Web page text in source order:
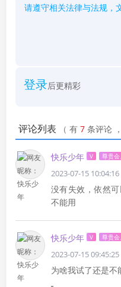
登录后更精彩
评论列表 （ 有 7 条评论 ，
快乐少年 V 尊贵会
2023-07-15 10:04:16
没有失效，依然
不能用
快乐少年 V 尊贵会
2023-07-15 09:45:25
为啥我试了还是不